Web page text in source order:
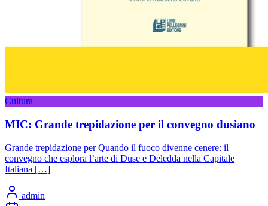
Cultura
MIC: Grande trepidazione per il convegno dusiano
Grande trepidazione per Quando il fuoco divenne cenere: il
convegno che esplora l’arte di Duse e Deledda nella Capitale
Italiana […]
admin